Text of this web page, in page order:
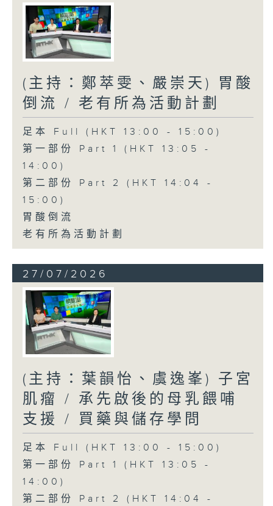
(主持：鄭萃雯、嚴崇天) 胃酸
倒流 / 老有所為活動計劃
足本 Full (HKT 13:00 - 15:00)
第一部份 Part 1 (HKT 13:05 -
14:00)
第二部份 Part 2 (HKT 14:04 -
15:00)
胃酸倒流
老有所為活動計劃
27/07/2026
(主持：葉韻怡、虞逸峯) 子宮
肌瘤 / 承先啟後的母乳餵哺
支援 / 買藥與儲存學問
足本 Full (HKT 13:00 - 15:00)
第一部份 Part 1 (HKT 13:05 -
14:00)
第二部份 Part 2 (HKT 14:04 -